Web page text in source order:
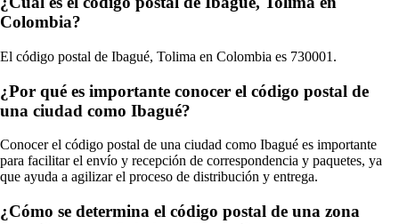
Colombia?
El código postal de Ibagué, Tolima en Colombia es 730001.
¿Por qué es importante conocer el código postal de
una ciudad como Ibagué?
Conocer el código postal de una ciudad como Ibagué es importante
para facilitar el envío y recepción de correspondencia y paquetes, ya
que ayuda a agilizar el proceso de distribución y entrega.
¿Cómo se determina el código postal de una zona